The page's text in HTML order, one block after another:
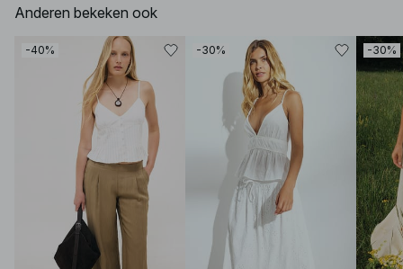
Anderen bekeken ook
-40% -30% -30%